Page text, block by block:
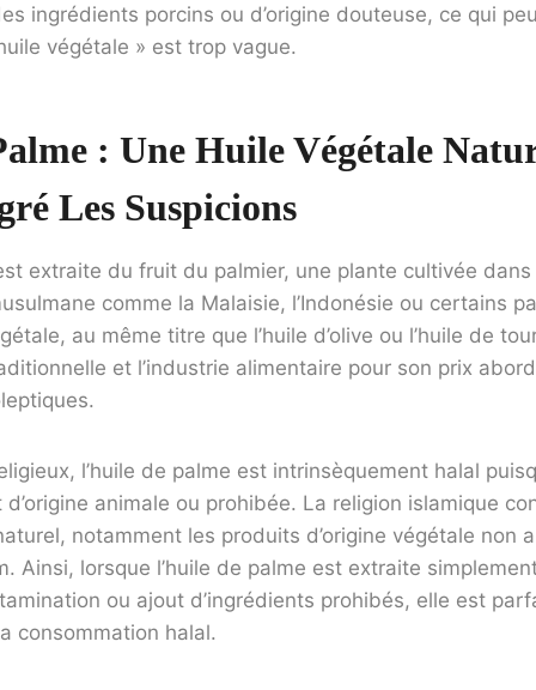
ingrédients porcins ou d’origine douteuse, ce qui
végétale » est trop vague.
: Une Huile Végétale
Les Suspicions
extraite du fruit du palmier, une plante cultivée
comme la Malaisie, l’Indonésie ou certains
au même titre que l’huile d’olive ou l’huile de
et l’industrie alimentaire pour son prix
l’huile de palme est intrinsèquement halal
animale ou prohibée. La religion islamique
notamment les produits d’origine végétale non
Ainsi, lorsque l’huile de palme est extraite
ou ajout d’ingrédients prohibés, elle est
consommation halal.